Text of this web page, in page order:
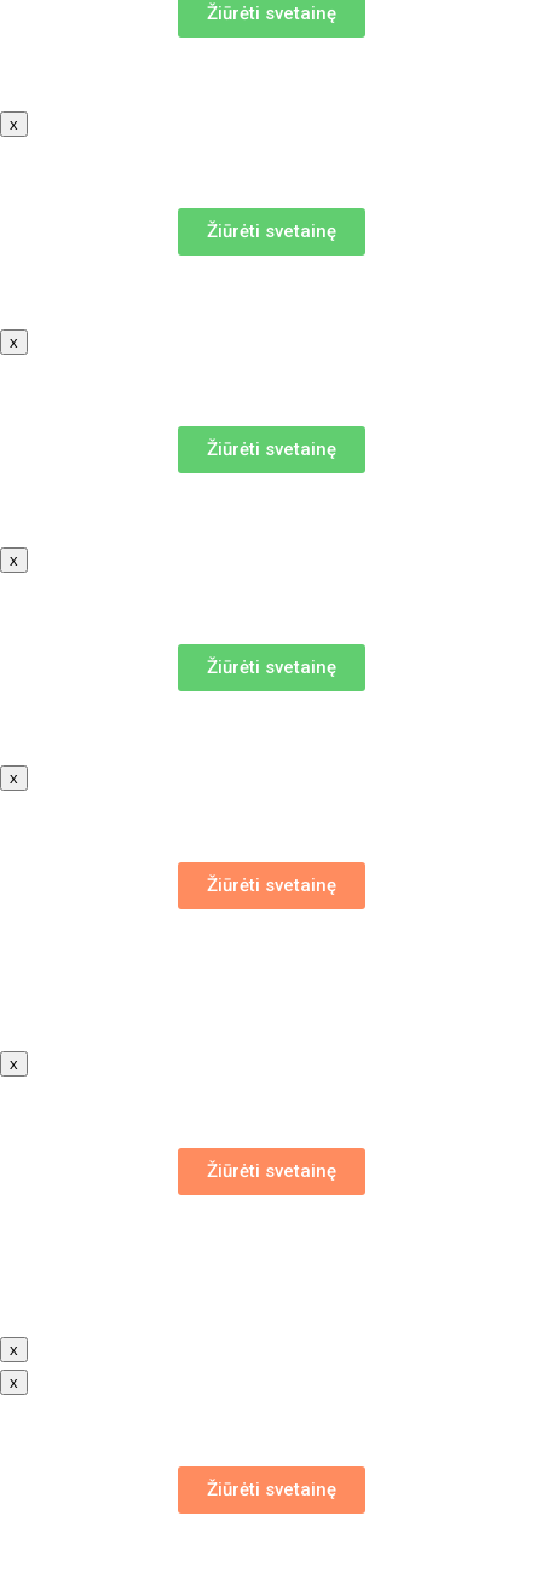
Žiūrėti svetainę
x
Žiūrėti svetainę
x
Žiūrėti svetainę
x
Žiūrėti svetainę
x
Žiūrėti svetainę
x
Žiūrėti svetainę
x
x
Žiūrėti svetainę